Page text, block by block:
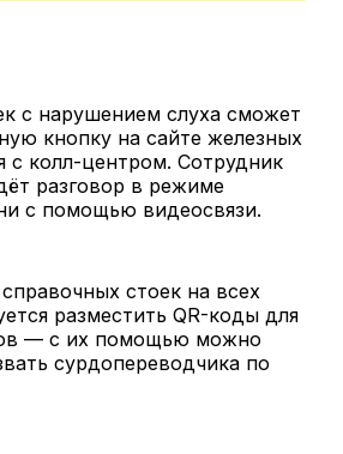
с нарушением слуха сможет
кнопку на сайте железных
с колл-центром. Сотрудник
разговор в режиме
с помощью видеосвязи.
стоек на всех
разместить QR-коды для
— с их помощью можно
сурдопереводчика по